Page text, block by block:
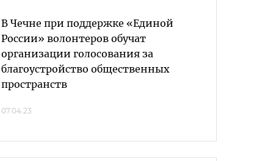
В Чечне при поддержке «Единой
России» волонтеров обучат
организации голосования за
благоустройство общественных
пространств
07.04.23